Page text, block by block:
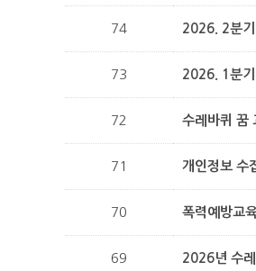
74 2026. 2분기
73 2026. 1분기
72 수레바퀴 꿈
71 개인정보 수
70 폭력예방교
69 2026년 수